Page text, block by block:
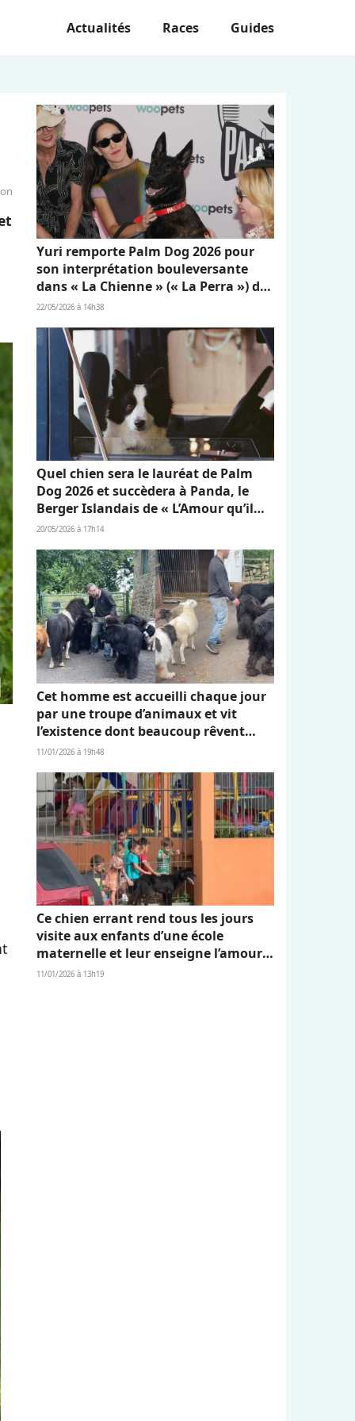
Actualités Races Guides
Yuri remporte Palm Dog 2026 pour
son interprétation bouleversante
dans « La Chienne » (« La Perra ») de
Dominga Sotomayor
22/05/2026 à 14h38
Quel chien sera le lauréat de Palm
Dog 2026 et succèdera à Panda, le
Berger Islandais de « L’Amour qu’il
nous reste » ?
20/05/2026 à 17h14
Cet homme est accueilli chaque jour
par une troupe d’animaux et vit
l’existence dont beaucoup rêvent
(vidéo)
11/01/2026 à 19h48
Ce chien errant rend tous les jours
visite aux enfants d’une école
maternelle et leur enseigne l’amour
et l’empathie (vidéo)
11/01/2026 à 13h19